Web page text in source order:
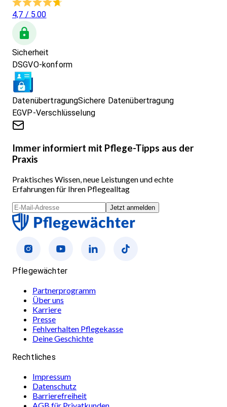
4,7 / 5.00
Sicherheit
DSGVO-konform
DatenübertragungSichere Datenübertragung
EGVP-Verschlüsselung
Immer informiert mit Pflege-Tipps aus der
Praxis
Praktisches Wissen, neue Leistungen und echte
Erfahrungen für Ihren Pflegealltag
Jetzt anmelden
Pflegewächter
Partnerprogramm
Über uns
Karriere
Presse
Fehlverhalten Pflegekasse
Deine Geschichte
Rechtliches
Impressum
Datenschutz
Barrierefreiheit
AGB für Privatkunden